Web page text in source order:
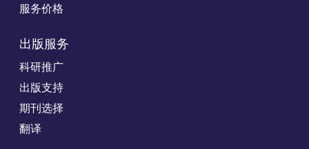
服务价格
出版服务
科研推广
出版支持
期刊选择
翻译